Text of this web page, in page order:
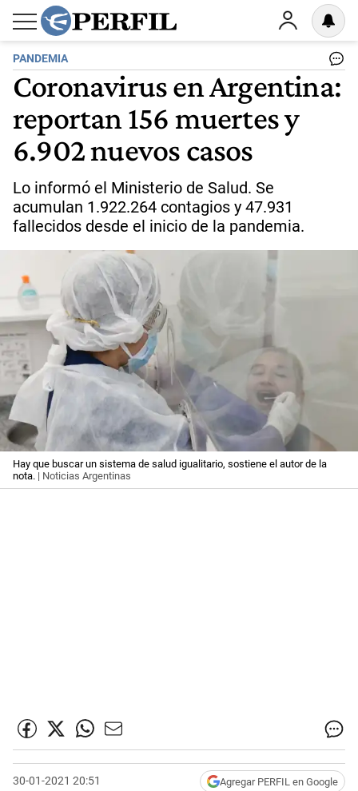
PANDEMIA
Coronavirus en Argentina:
reportan 156 muertes y
6.902 nuevos casos
Lo informó el Ministerio de Salud. Se
acumulan 1.922.264 contagios y 47.931
fallecidos desde el inicio de la pandemia.
Hay que buscar un sistema de salud igualitario, sostiene el autor de la
nota. | Noticias Argentinas
30-01-2021 20:51 Agregar PERFIL en Google